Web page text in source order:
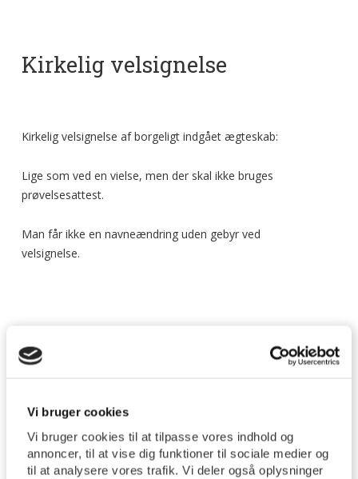
Vi bruger cookies
Vi bruger cookies til at tilpasse vores indhold og
annoncer, til at vise dig funktioner til sociale medier og
til at analysere vores trafik. Vi deler også oplysninger
Kirkelig velsignelse
Kirkelig velsignelse af borgeligt indgået ægteskab:
Lige som ved en vielse, men der skal ikke bruges
prøvelsesattest.
Man får ikke en navneændring uden gebyr ved
velsignelse.
Dåb
Faderskab
Folkekirken
Kirkebil